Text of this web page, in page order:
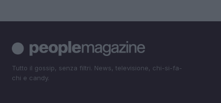
Tutto il gossip, senza filtri. News, televisione, chi-si-fa-
chi e candy.